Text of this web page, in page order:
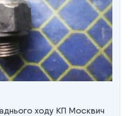
ходу КП Москвич